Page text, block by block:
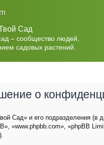
Сад
– сообщество людей,
садовых растений.
о
Сад» и его подразделения
«www.phpbb.com», «phpBB